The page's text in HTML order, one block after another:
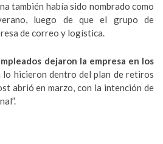
también había sido nombrado como
luego de que el grupo de
de correo y logística.
dejaron la empresa en los
lo hicieron dentro del plan de retiros
abrió en marzo, con la intención de